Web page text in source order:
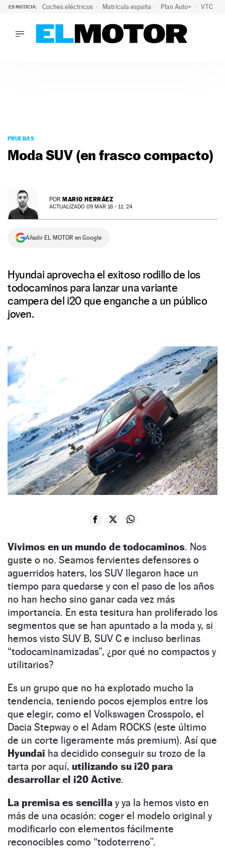
ES NOTICIA: Coches eléctricos Matrícula españa Plan Auto+ VTC
PODCAST
MOTOS
MOTORTV
PREMIOS
SERVICIOS
NEWSLETTER
SÍGUENOS
PRUEBAS
Moda SUV (en frasco compacto)
POR MARIO HERRÁEZ
ACTUALIZADO 09 MAR 16 - 11: 24
Añadir EL MOTOR en Google
Hyundai aprovecha el exitoso rodillo de los
todocaminos para lanzar una variante
campera del i20 que enganche a un público
joven.
Vivimos en un mundo de todocaminos. Nos
guste o no. Seamos fervientes defensores o
aguerridos haters, los SUV llegaron hace un
tiempo para quedarse y con el paso de los años
no han hecho sino ganar cada vez más
importancia. En esta tesitura han proliferado los
segmentos que se han apuntado a la moda y, si
hemos visto SUV B, SUV C e incluso berlinas
“todocaminamizadas”, ¿por qué no compactos y
utilitarios?
Es un grupo que no ha explotado mucho la
tendencia, teniendo pocos ejemplos entre los
que elegir, como el Volkswagen Crosspolo, el
Dacia Stepway o el Adam ROCKS (este último
de un corte ligeramente más premium). Así que
Hyundai ha decidido conseguir su trozo de la
tarta por aquí, utilizando su i20 para
desarrollar el i20 Active.
La premisa es sencilla y ya la hemos visto en
más de una ocasión: coger el modelo original y
modificarlo con elementos fácilmente
reconocibles como “todoterreno”.